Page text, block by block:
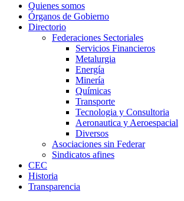
Quienes somos
Órganos de Gobierno
Directorio
Federaciones Sectoriales
Servicios Financieros
Metalurgia
Energía
Minería
Químicas
Transporte
Tecnologia y Consultoria
Aeronautica y Aeroespacial
Diversos
Asociaciones sin Federar
Sindicatos afines
CEC
Historia
Transparencia